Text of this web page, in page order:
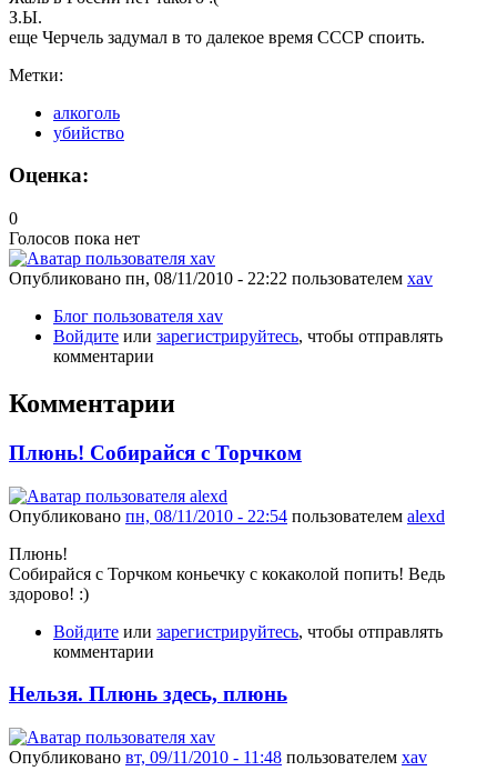
З.Ы.
еще Черчель задумал в то далекое время СССР споить.
Метки:
алкоголь
убийство
Оценка:
0
Голосов пока нет
Опубликовано пн, 08/11/2010 - 22:22 пользователем xav
Блог пользователя xav
Войдите или зарегистрируйтесь, чтобы отправлять
комментарии
Комментарии
Плюнь! Собирайся с Торчком
Опубликовано пн, 08/11/2010 - 22:54 пользователем alexd
Плюнь!
Собирайся с Торчком коньечку с кокаколой попить! Ведь
здорово! :)
Войдите или зарегистрируйтесь, чтобы отправлять
комментарии
Нельзя. Плюнь здесь, плюнь
Опубликовано вт, 09/11/2010 - 11:48 пользователем xav